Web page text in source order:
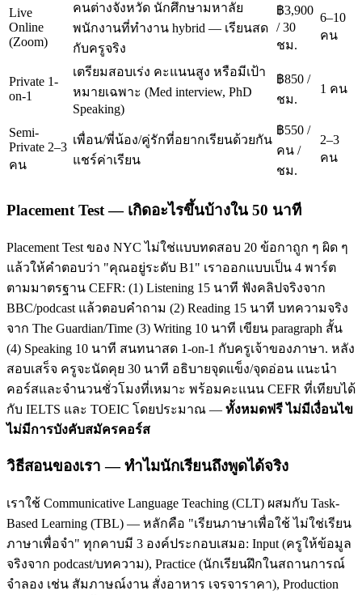
Live
Online
(Zoom)
คนต่างจังหวัด นักศึกษามหาลัย
พนักงานที่ทำงาน hybrid — เรียนสด
กับครูจริง
฿3,900
/ 30
ชม.
6–10
คน
Private 1-
on-1
เตรียมสอบเร่ง คะแนนสูง หรือมีเป้า
หมายเฉพาะ (Med interview, PhD
Speaking)
฿850 /
ชม.
1 คน
Semi-
Private 2–3
คน
เพื่อน/พี่น้อง/คู่รักที่อยากเรียนด้วยกัน
แชร์ค่าเรียน
฿550 /
คน /
ชม.
2–3
คน
Placement Test — เกิดอะไรขึ้นบ้างใน 50 นาที
Placement Test ของ NYC ไม่ใช่แบบทดสอบ 20 ข้อกาถูก ๆ ผิด ๆ
แล้วให้คำตอบว่า "คุณอยู่ระดับ B1" เราออกแบบเป็น 4 พาร์ต
ตามมาตรฐาน CEFR: (1) Listening 15 นาที ฟังคลิปจริงจาก
BBC/podcast แล้วตอบคำถาม (2) Reading 15 นาที บทความจริง
จาก The Guardian/Time (3) Writing 10 นาที เขียน paragraph สั้น
(4) Speaking 10 นาที สนทนาสด 1-on-1 กับครูเจ้าของภาษา. หลัง
สอบเสร็จ ครูจะนัดคุย 30 นาที อธิบายจุดแข็ง/จุดอ่อน แนะนำ
คอร์สและจำนวนชั่วโมงที่เหมาะ พร้อมคะแนน CEFR ที่เทียบได้
กับ IELTS และ TOEIC โดยประมาณ — ทั้งหมดฟรี ไม่มีเงื่อนไข
ไม่มีการบังคับสมัครคอร์ส
วิธีสอนของเรา — ทำไมนักเรียนถึงพูดได้จริง
เราใช้ Communicative Language Teaching (CLT) ผสมกับ Task-
Based Learning (TBL) — หลักคือ "เรียนภาษาเพื่อใช้ ไม่ใช่เรียน
ภาษาเพื่อจำ" ทุกคาบมี 3 องค์ประกอบเสมอ: Input (ครูให้ข้อมูล
จริงจาก podcast/บทความ), Practice (นักเรียนฝึกในสถานการณ์
จำลอง เช่น สัมภาษณ์งาน สั่งอาหาร เจรจาราคา), Production